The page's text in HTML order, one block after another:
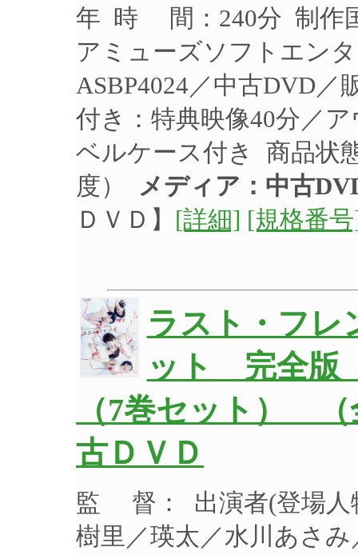
年 時 間：240分 制作
アミューズソフトエン
ASBP4024／中古DVD
付き：特典映像40分／
ベルケース付き 商品状
度）
メディア：中古
ＤＶＤ】 [詳細] [規格番
ラスト・フ
ット 完全
（7巻セット）
古ＤＶＤ
監 督： 出演者(登場人
樹里／瑛太／水川あさ